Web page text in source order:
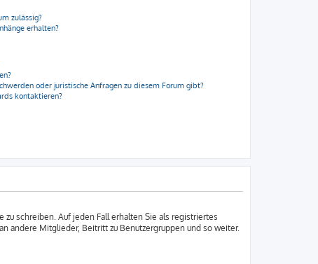
zulässig?
erhalten?
oder juristische Anfragen zu diesem Forum gibt?
kontaktieren?
schreiben. Auf jeden Fall erhalten Sie als registriertes
andere Mitglieder, Beitritt zu Benutzergruppen und so weiter.